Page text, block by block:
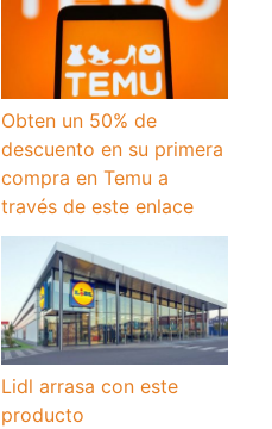
Obten un 50% de
descuento en su primera
compra en Temu a
través de este enlace
Lidl arrasa con este
producto